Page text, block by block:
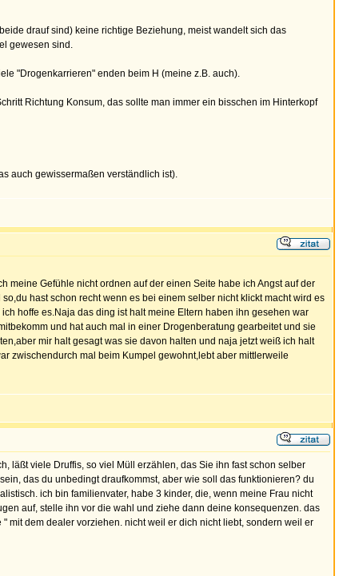
drauf sind) keine richtige Beziehung, meist wandelt sich das
gewesen sind.
"Drogenkarrieren" enden beim H (meine z.B. auch).
Richtung Konsum, das sollte man immer ein bisschen im Hinterkopf
auch gewissermaßen verständlich ist).
meine Gefühle nicht ordnen auf der einen Seite habe ich Angst auf der
hast schon recht wenn es bei einem selber nicht klickt macht wird es
hoffe es.Naja das ding ist halt meine Eltern haben ihn gesehen war
und hat auch mal in einer Drogenberatung gearbeitet und sie
mir halt gesagt was sie davon halten und naja jetzt weiß ich halt
zwischendurch mal beim Kumpel gewohnt,lebt aber mittlerweile
läßt viele Druffis, so viel Müll erzählen, das Sie ihn fast schon selber
das du unbedingt draufkommst, aber wie soll das funktionieren? du
ich bin familienvater, habe 3 kinder, die, wenn meine Frau nicht
auf, stelle ihn vor die wahl und ziehe dann deine konsequenzen. das
mit dem dealer vorziehen. nicht weil er dich nicht liebt, sondern weil er